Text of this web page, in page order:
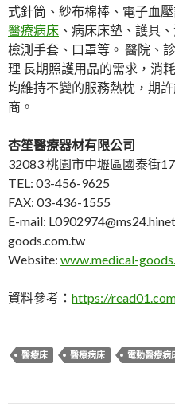
式針筒、紗布棉棒、電子血
醫療病床 、病床床墊、護具
檢測手套、口罩等。 醫院、
理 長期照護用品的需求，消
均維持不變的服務熱枕，期
商。
杏笙醫療器材有限公司
32083 桃園市中壢區國泰街
TEL: 03-456-9625
FAX: 03-436-1555
E-mail:
goods.com.tw
Website: www.medical-
資料參考： https://
醫療床 醫療病床 電動醫療病